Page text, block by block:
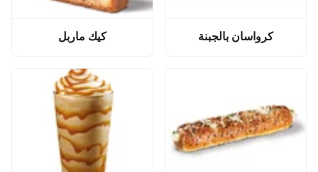
كرواسان بالجبنة كيك ماربل